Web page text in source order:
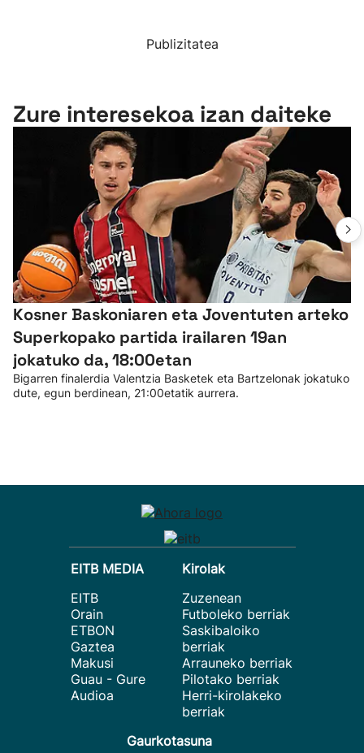
Publizitatea
Zure interesekoa izan daiteke
Kosner Baskoniaren eta Joventuten arteko
Superkopako partida irailaren 19an
jokatuko da, 18:00etan
Bigarren finalerdia Valentzia Basketek eta Bartzelonak jokatuko
dute, egun berdinean, 21:00etatik aurrera.
EITB MEDIA
EITB
Orain
ETBON
Gaztea
Makusi
Guau - Gure
Audioa
Kirolak
Zuzenean
Futboleko berriak
Saskibaloiko
berriak
Arrauneko berriak
Pilotako berriak
Herri-kirolakeko
berriak
Gaurkotasuna